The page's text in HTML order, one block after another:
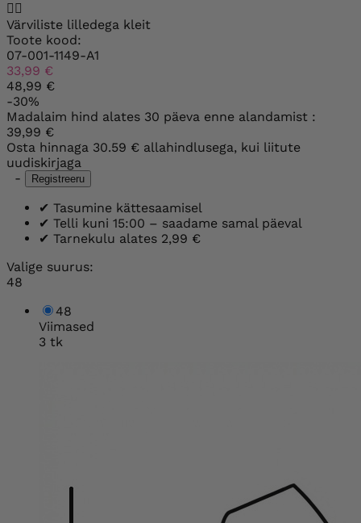
 
Värviliste lilledega kleit
Toote kood:
07-001-1149-A1
33,99 €
48,99 €
-30%
Madalaim hind alates 30 päeva enne alandamist :
39,99 €
Osta hinnaga 30.59 € allahindlusega, kui liitute
uudiskirjaga
-
Registreeru
✔ Tasumine kättesaamisel
✔ Telli kuni 15:00 – saadame samal päeval
✔ Tarnekulu alates 2,99 €
Valige suurus:
48
48
Viimased
3 tk